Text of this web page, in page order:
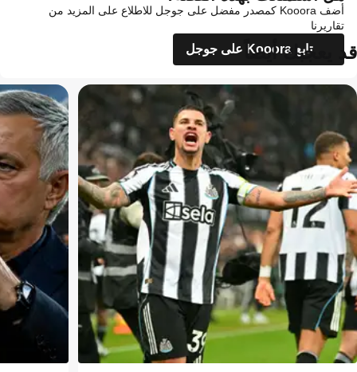
أضف Kooora كمصدر مفضل على جوجل للاطلاع على المزيد من
تقاريرنا
تابع Kooora على جوجل
قد يعجبك أيضاً